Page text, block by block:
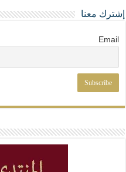
إشترك معنا
Email